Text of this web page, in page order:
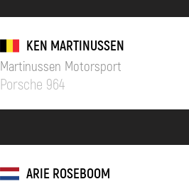
KEN MARTINUSSEN
Martinussen Motorsport
Porsche 964
ARIE ROSEBOOM